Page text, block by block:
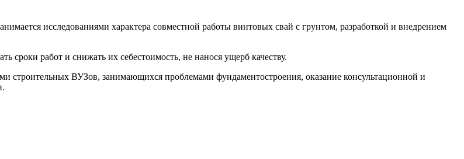
исследованиями характера совместной работы винтовых свай с грунтом, разработкой и внедрением
сроки работ и снижать их себестоимость, не нанося ущерб качеству.
строительных ВУЗов, занимающихся проблемами фундаментостроения, оказание консультационной и